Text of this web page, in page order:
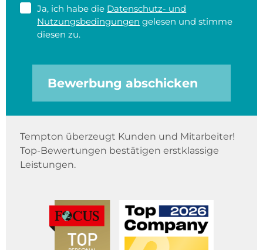
Ja, ich habe die Datenschutz- und
Nutzungsbedingungen gelesen und stimme
diesen zu.
Bewerbung abschicken
Tempton überzeugt Kunden und Mitarbeiter!
Top-Bewertungen bestätigen erstklassige
Leistungen.